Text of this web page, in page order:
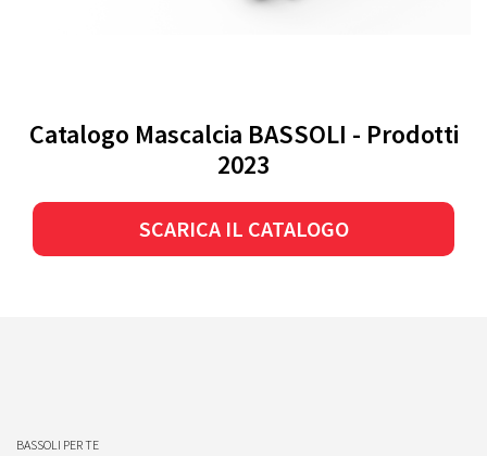
Catalogo Mascalcia BASSOLI - Prodotti
2023
SCARICA IL CATALOGO
BASSOLI PER TE